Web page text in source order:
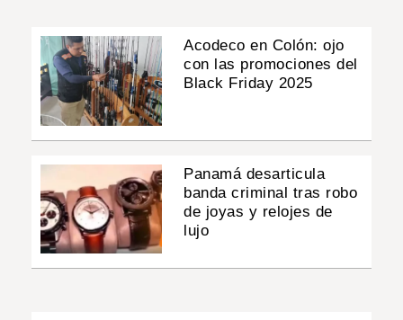
Acodeco en Colón: ojo
con las promociones del
Black Friday 2025
Panamá desarticula
banda criminal tras robo
de joyas y relojes de
lujo